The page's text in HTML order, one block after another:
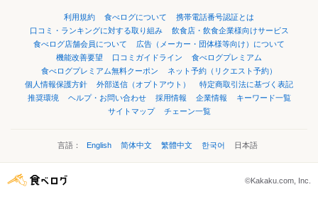
利用規約 食べログについて
携帯電話番号認証とは
口コミ・ランキングに対する取り組み
飲食店・飲食企業様向けサービス
食べログ店舗会員について
広告（メーカー・団体様等向け）について
機能改善要望
口コミガイドライン
食べログプレミアム
食べログプレミアム無料クーポン
ネット予約（リクエスト予約）
個人情報保護方針
外部送信（オプトアウト）
特定商取引法に基づく表記
推奨環境
ヘルプ・お問い合わせ 採用情報 企業情報
キーワード一覧
サイトマップ
チェーン一覧
言語： English 简体中文 繁體中文 한국어 日本語
©Kakaku.com, Inc.